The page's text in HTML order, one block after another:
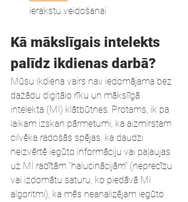
ierakstu veidošanai
Kā mākslīgais intelekts
palīdz ikdienas darbā?
Mūsu ikdiena vairs nav iedomājama bez
dažādu digitālo rīku un mākslīgā
intelekta (MI) klātbūtnes. Protams, ik pa
laikam izskan pārmetumi, ka aizmirstam
cilvēka radošās spējas, ka daudzi
neizvērtē iegūto informāciju vai paļaujas
uz MI radītām "halucinācijām" (neprecīzu
vai izdomātu saturu, ko piedāvā MI
algoritmi), ka mēs neanalizējam iegūto